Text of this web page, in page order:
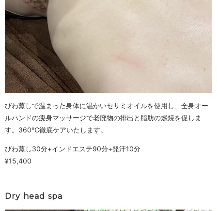
びわ蒸しで温まった身体に温かいセサミオイルを使用し、全身オー
ルハンドの痩身マッサージで老廃物の排出と脂肪の燃焼を促しま
す。360℃徹底ケアいたします。
びわ蒸し30分+インドエステ90分+発汗10分
¥15,400
Dry head spa